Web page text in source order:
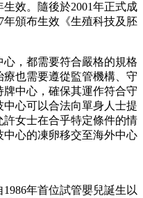
效。隨後於2001年正式成
年頒布生效《生殖科技及胚
，都需要符合嚴格的規格
也需要遵從監管機構、守
中心，確保其運作符合守
心可以合法向單身人士提
女士在合乎特定條件的情
心的凍卵移交至海外中心
年首位試管嬰兒誕生以